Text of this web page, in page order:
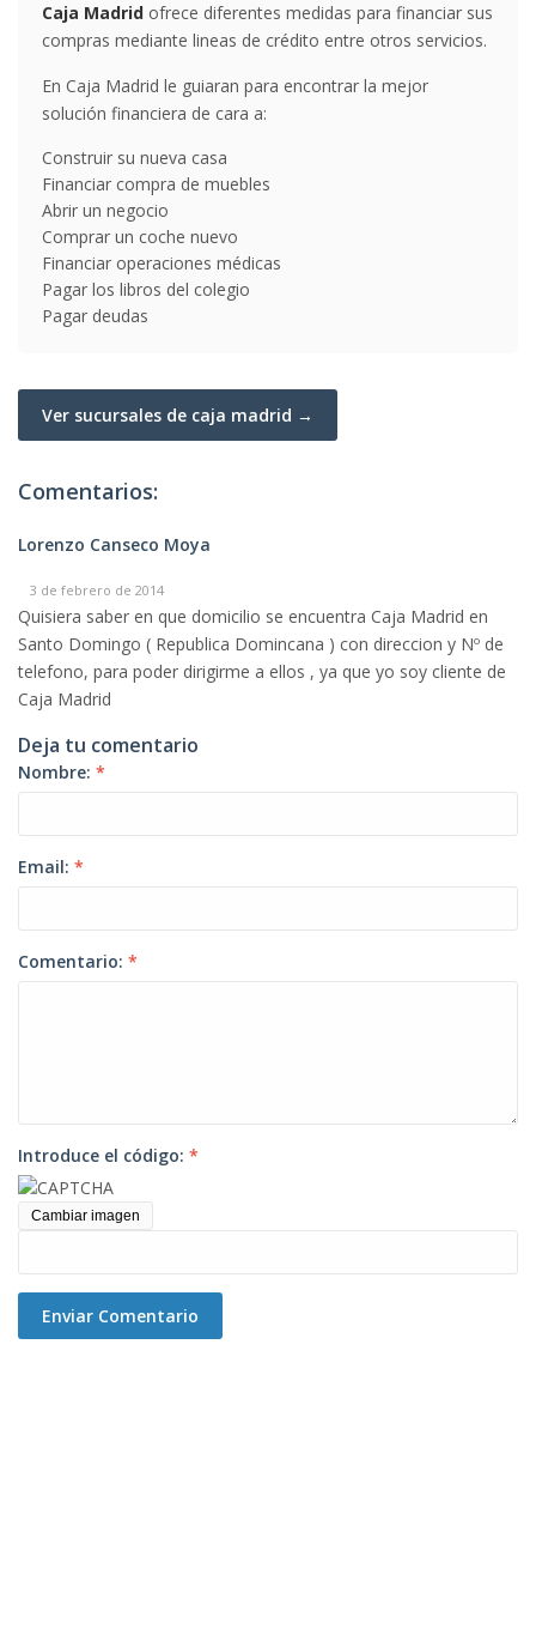
Caja Madrid ofrece diferentes medidas para financiar sus
compras mediante lineas de crédito entre otros servicios.
En Caja Madrid le guiaran para encontrar la mejor
solución financiera de cara a:
Construir su nueva casa
Financiar compra de muebles
Abrir un negocio
Comprar un coche nuevo
Financiar operaciones médicas
Pagar los libros del colegio
Pagar deudas
Ver sucursales de caja madrid →
Comentarios:
Lorenzo Canseco Moya
3 de febrero de 2014
Quisiera saber en que domicilio se encuentra Caja Madrid en
Santo Domingo ( Republica Domincana ) con direccion y Nº de
telefono, para poder dirigirme a ellos , ya que yo soy cliente de
Caja Madrid
Deja tu comentario
Nombre: *
Email: *
Comentario: *
Introduce el código: *
Cambiar imagen
Enviar Comentario